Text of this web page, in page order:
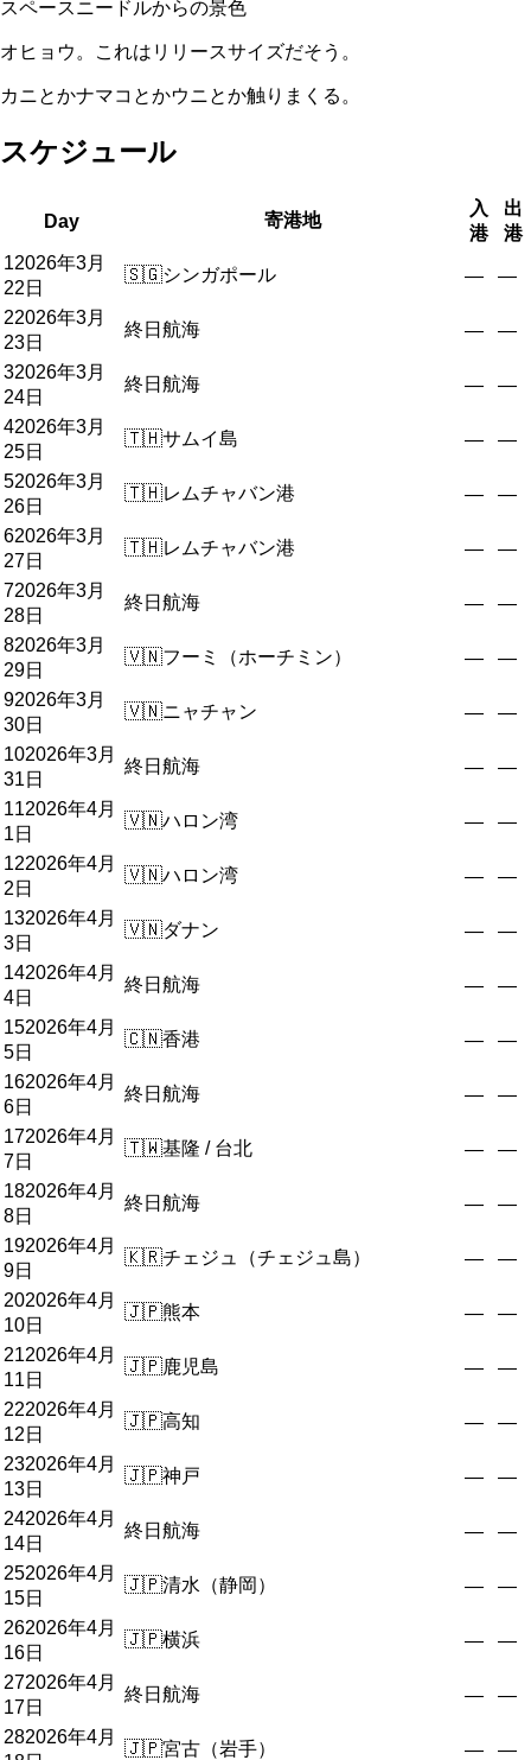
スペースニードルからの景色
オヒョウ。これはリリースサイズだそう。
カニとかナマコとかウニとか触りまくる。
スケジュール
Day 寄港地
入
港
出
港
12026年3月
22日
🇸🇬シンガポール — —
22026年3月
23日
終日航海 — —
32026年3月
24日
終日航海 — —
42026年3月
25日
🇹🇭サムイ島 — —
52026年3月
26日
🇹🇭レムチャバン港 — —
62026年3月
27日
🇹🇭レムチャバン港 — —
72026年3月
28日
終日航海 — —
82026年3月
29日
🇻🇳フーミ（ホーチミン） — —
92026年3月
30日
🇻🇳ニャチャン — —
102026年3月
31日
終日航海 — —
112026年4月
1日
🇻🇳ハロン湾 — —
122026年4月
2日
🇻🇳ハロン湾 — —
132026年4月
3日
🇻🇳ダナン — —
142026年4月
4日
終日航海 — —
152026年4月
5日
🇨🇳香港 — —
162026年4月
6日
終日航海 — —
172026年4月
7日
🇹🇼基隆 / 台北 — —
182026年4月
8日
終日航海 — —
192026年4月
9日
🇰🇷チェジュ（チェジュ島） — —
202026年4月
10日
🇯🇵熊本 — —
212026年4月
11日
🇯🇵鹿児島 — —
222026年4月
12日
🇯🇵高知 — —
232026年4月
13日
🇯🇵神戸 — —
242026年4月
14日
終日航海 — —
252026年4月
15日
🇯🇵清水（静岡） — —
262026年4月
16日
🇯🇵横浜 — —
272026年4月
17日
終日航海 — —
282026年4月
🇯🇵宮古（岩手） — —